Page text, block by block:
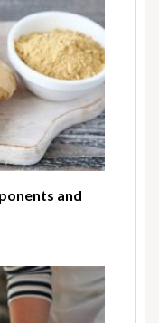
and